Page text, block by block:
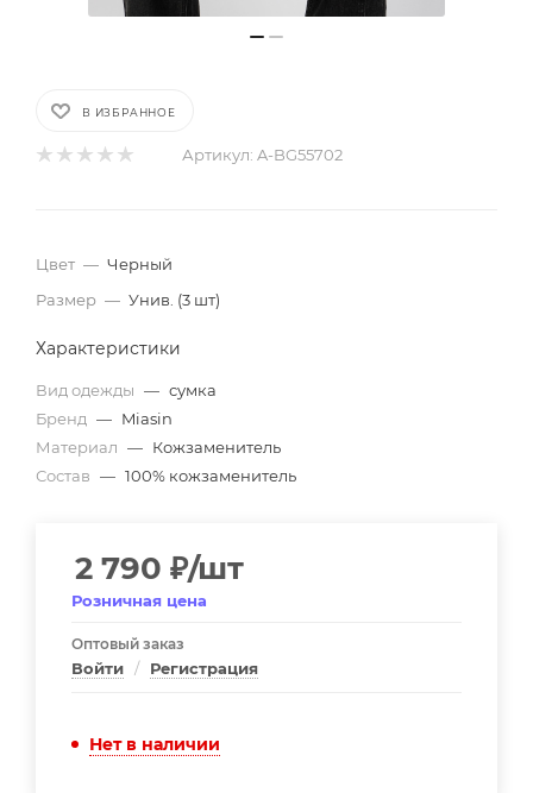
В ИЗБРАННОЕ
Артикул: A-BG55702
Цвет — Черный
Размер — Унив. (3 шт)
Характеристики
Вид одежды — сумка
Бренд — Miasin
Материал — Кожзаменитель
Состав — 100% кожзаменитель
2 790 ₽/шт
Розничная цена
Оптовый заказ
Войти / Регистрация
Нет в наличии